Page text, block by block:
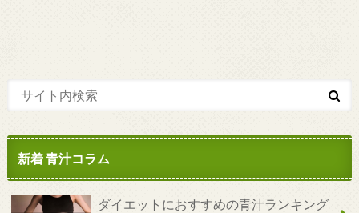
新着 青汁コラム
ダイエットにおすすめの青汁ランキング